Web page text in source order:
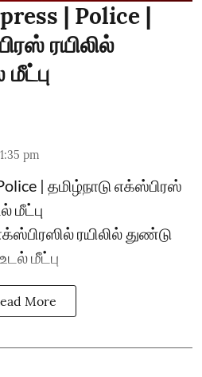
| Police |
ரயிலில்
pm
| தமிழ்நாடு எக்ஸ்பிரஸ்
மீட்பு
ரயிலில் துண்டு
மீட்பு
More